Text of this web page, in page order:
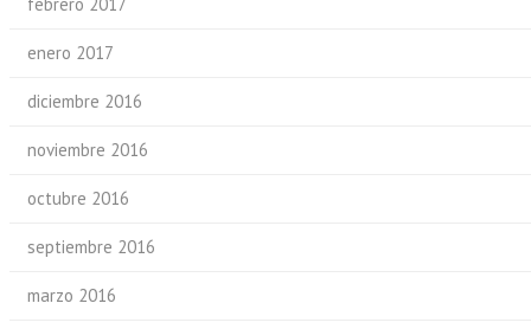
enero 2017
diciembre 2016
noviembre 2016
octubre 2016
septiembre 2016
marzo 2016